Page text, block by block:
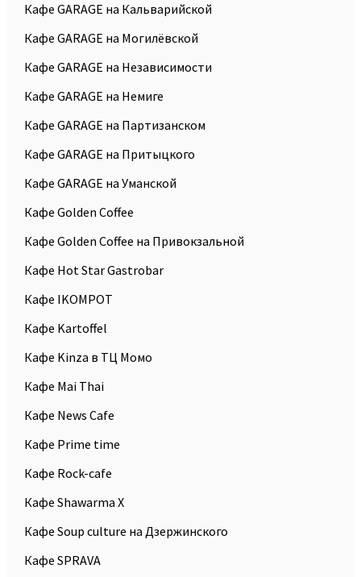
Кафе GARAGE на Кальварийской
Кафе GARAGE на Могилёвской
Кафе GARAGE на Независимости
Кафе GARAGE на Немиге
Кафе GARAGE на Партизанском
Кафе GARAGE на Притыцкого
Кафе GARAGE на Уманской
Кафе Golden Coffee
Кафе Golden Coffee на Привокзальной
Кафе Hot Star Gastrobar
Кафе IKOMPOT
Кафе Kartoffel
Кафе Kinza в ТЦ Момо
Кафе Mai Thai
Кафе News Cafe
Кафе Prime time
Кафе Rock-cafe
Кафе Shawarma X
Кафе Soup culture на Дзержинского
Кафе SPRAVA